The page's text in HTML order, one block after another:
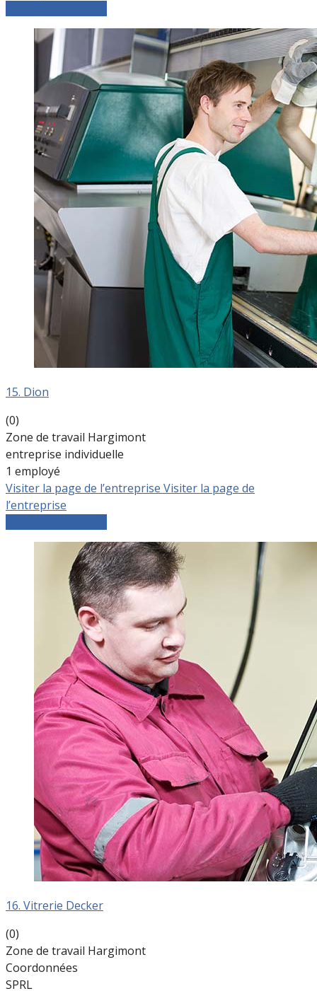
15. Dion
(0)
Zone de travail Hargimont
entreprise individuelle
1 employé
Visiter la page de l’entreprise Visiter la page de
l’entreprise
16. Vitrerie Decker
(0)
Zone de travail Hargimont
Coordonnées
SPRL